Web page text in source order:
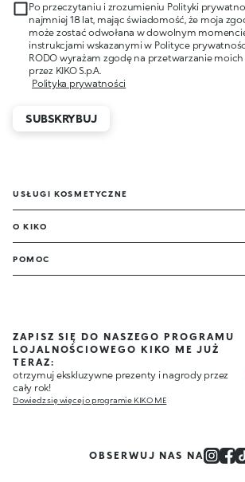
Po przeczytaniu i zrozumieniu Polityki
najmniej 18 lat, mając świadomość, że moja
może zostać odwołana w dowolnym
instrukcjami wskazanymi w Polityce
RODO wyrażam zgodę na przetwarzanie
przez KIKO S.p.A.
Polityka prywatności
SUBSKRYBUJ
USŁUGI KOSMETYCZNE
O KIKO
POMOC
ZAPISZ SIĘ DO NASZEGO PROGRAMU
LOJALNOŚCIOWEGO KIKO ME JUŻ
TERAZ:
otrzymuj ekskluzywne prezenty i nagrody przez
cały rok!
Dowiedz się więcej o programie KIKO ME
OBSERWUJ NAS NA